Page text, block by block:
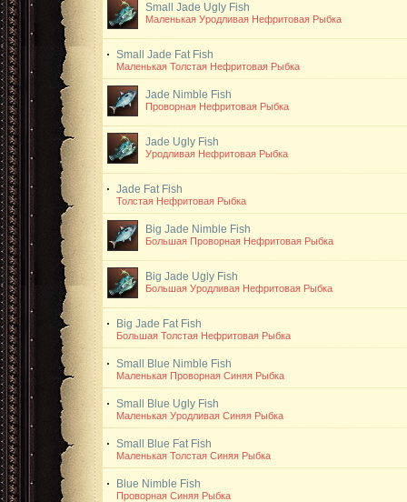
Small Jade Ugly Fish
Маленькая Уродливая Нефритовая Рыбка
Small Jade Fat Fish
Маленькая Толстая Нефритовая Рыбка
Jade Nimble Fish
Проворная Нефритовая Рыбка
Jade Ugly Fish
Уродливая Нефритовая Рыбка
Jade Fat Fish
Толстая Нефритовая Рыбка
Big Jade Nimble Fish
Большая Проворная Нефритовая Рыбка
Big Jade Ugly Fish
Большая Уродливая Нефритовая Рыбка
Big Jade Fat Fish
Большая Толстая Нефритовая Рыбка
Small Blue Nimble Fish
Маленькая Проворная Синяя Рыбка
Small Blue Ugly Fish
Маленькая Уродливая Синяя Рыбка
Small Blue Fat Fish
Маленькая Толстая Синяя Рыбка
Blue Nimble Fish
Проворная Синяя Рыбка